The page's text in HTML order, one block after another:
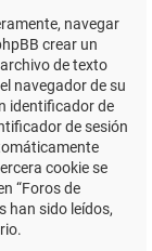
navegar
crear un
de texto
navegador de su
identificador de
de sesión
cookie se
“Foros de
han sido leídos,